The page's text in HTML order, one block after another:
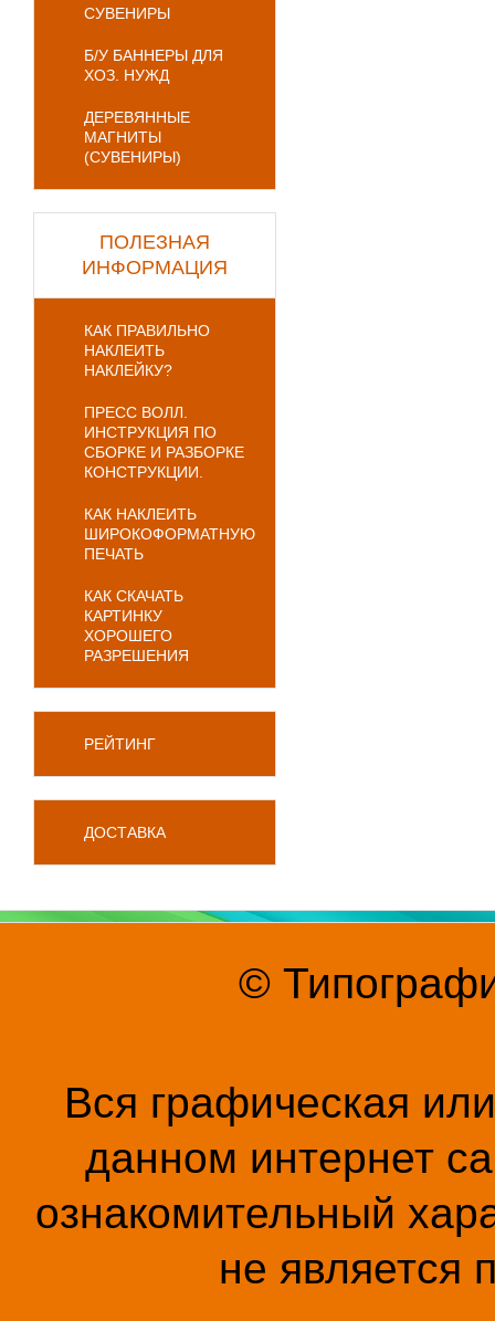
СУВЕНИРЫ
Б/У БАННЕРЫ ДЛЯ
ХОЗ. НУЖД
ДЕРЕВЯННЫЕ
МАГНИТЫ
(СУВЕНИРЫ)
ПОЛЕЗНАЯ
ИНФОРМАЦИЯ
КАК ПРАВИЛЬНО
НАКЛЕИТЬ
НАКЛЕЙКУ?
ПРЕСС ВОЛЛ.
ИНСТРУКЦИЯ ПО
СБОРКЕ И РАЗБОРКЕ
КОНСТРУКЦИИ.
КАК НАКЛЕИТЬ
ШИРОКОФОРМАТНУЮ
ПЕЧАТЬ
КАК СКАЧАТЬ
КАРТИНКУ
ХОРОШЕГО
РАЗРЕШЕНИЯ
РЕЙТИНГ
ДОСТАВКА
©
Вся графическая
данном интернет
ознакомительный
не является